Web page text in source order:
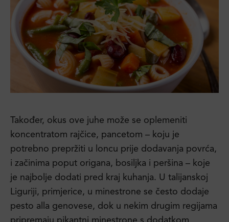
Također, okus ove juhe može se oplemeniti
koncentratom rajčice, pancetom – koju je
potrebno prepržiti u loncu prije dodavanja povrća,
i začinima poput origana, bosiljka i peršina – koje
je najbolje dodati pred kraj kuhanja. U talijanskoj
Liguriji, primjerice, u minestrone se često dodaje
pesto alla genovese, dok u nekim drugim regijama